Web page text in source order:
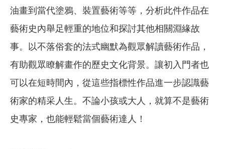
油畫到當代塗鴉、裝置藝術等等，分析此件作品在
藝術史內舉足輕重的地位和探討其他相關淵緣故
事。以不落俗套的法式幽默為觀眾解讀藝術作品，
有助觀眾瞭解畫作的歷史文化背景。讓初入門者也
可以在短時間內，從這些指標性作品進一步認識藝
術家的精采人生。不論小孩或大人，就算不是藝術
史專家，也能輕鬆當個藝術達人！